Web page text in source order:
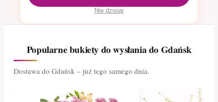
Nie dzisiaj
Popularne bukiety do wysłania do Gdańsk
Dostawa do Gdańsk – już tego samego dnia.